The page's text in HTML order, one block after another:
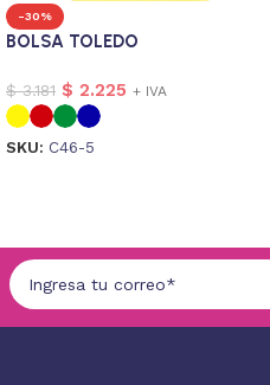
-30%
BOLSA TOLEDO
$3.181 $ 2.225 + IVA
SKU: C46-5